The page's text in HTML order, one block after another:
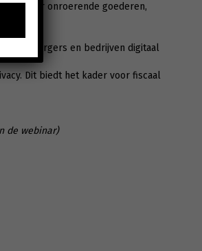
over onroerende goederen,
met burgers en bedrijven digitaal
Dit biedt het kader voor fiscaal
de webinar)